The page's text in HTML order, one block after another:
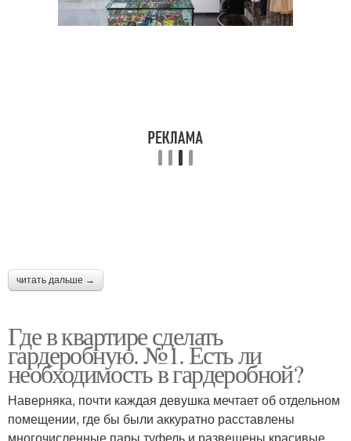
читать дальше →
Где в квартире сделать
гардеробную. №1. Есть ли
необходимость в гардеробной?
Наверняка, почти каждая девушка мечтает об отдельном
помещении, где бы были аккуратно расставлены